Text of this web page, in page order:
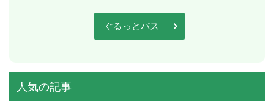
ぐるっとパス
人気の記事